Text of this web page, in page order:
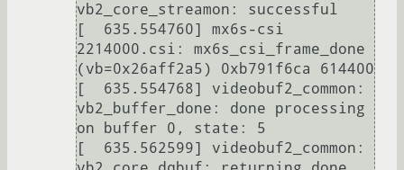
vb2_core_streamon: successful
[  635.554760] mx6s-csi
2214000.csi: mx6s_csi_frame_done
(vb=0x26aff2a5) 0xb791f6ca 614400
[  635.554768] videobuf2_common:
vb2_buffer_done: done processing
on buffer 0, state: 5
[  635.562599] videobuf2_common: